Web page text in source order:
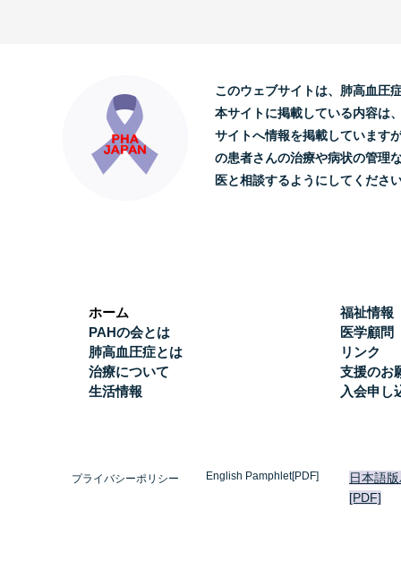
このウェブサイトは、肺高血圧
本サイトに掲載している内容は
サイトへ情報を掲載しています
の患者さんの治療や病状の管理
医と相談するようにしてくださ
ホーム
PAHの会とは
肺高血圧症とは
治療について
生活情報
福祉情報
医学顧問
リンク
支援のお
入会申し
プライバシーポリシー English Pamphlet[PDF]
日本語
[PDF]